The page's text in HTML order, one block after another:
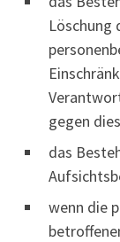
Löschung
gegen
das
wenn die